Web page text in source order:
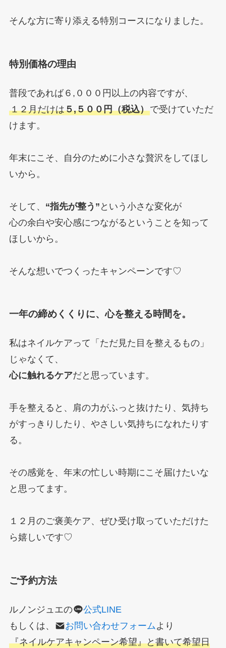
そんな方に寄り添える特別コースになりました。
特別価格の理由
普段であれば６,０００円以上の内容ですが、
１２月だけは５,５００円（税込）で受けていただ
けます。
年末にこそ、自分のために小さな贅沢をしてほし
いから。
そして、 “指先が整う” という小さな変化が
心の余白や安心感につながるということを知って
ほしいから。
そんな想いでつくったキャンペーンです♡
一年の締めくくりに、心を整える時間を。
私はネイルケアって「ただ見た目を整えるもの」
じゃなくて、
心に触れるケアだと思っています。
手を整えると、肩の力がふっと抜けたり、気持ち
がすっきりしたり、やさしい気持ちになれたりす
る。
その感覚を、年末の忙しい時期にこそ届けたいな
と思ってます。
１２月のご褒美ケア、ぜひ受け取っていただけた
ら嬉しいです♡
ご予約方法
ルノンジュエの
公式LINE
もしくは、
お問い合わせフォームより
『ネイルケアキャンペーン希望』と書いて希望日